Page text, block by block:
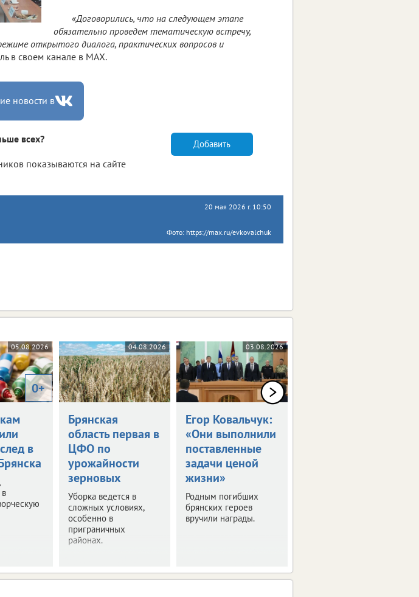
«Договорились, что на следующем этапе
обязательно проведем тематическую встречу,
открытого диалога, практических вопросов и
в своем канале в МАХ.
новости в
всех?
показываются на сайте
Добавить
20 мая 2026 г. 10:50
Фото: https://max.ru/evkovalchuk
05.08.2026
0+
в
04.08.2026
Брянская
область первая в
ЦФО по
урожайности
зерновых
Уборка ведется в
сложных условиях,
особенно в
приграничных
районах.
03.08.2026
Егор Ковальчук:
«Они выполнили
поставленные
задачи ценой
жизни»
Родным погибших
брянских героев
вручили награды.